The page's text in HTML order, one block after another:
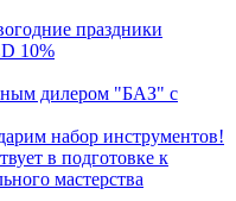
праздники
10%
дилером "БАЗ" с
набор инструментов!
в подготовке к
мастерства